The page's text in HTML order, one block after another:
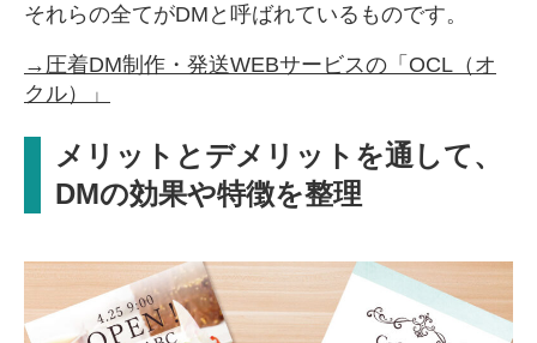
それらの全てがDMと呼ばれているものです。
→圧着DM制作・発送WEBサービスの「OCL（オ
クル）」
メリットとデメリットを通して、
DMの効果や特徴を整理